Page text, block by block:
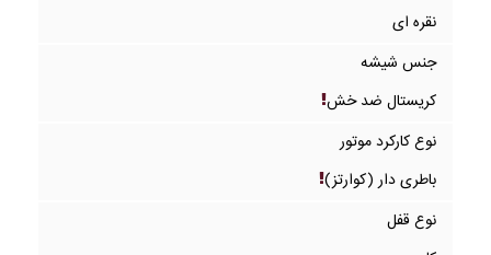
نقره ای
جنس شیشه
کریستال ضد خش
نوع کارکرد موتور
باطری دار (کوارتز)
نوع قفل